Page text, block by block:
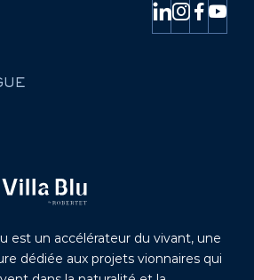
est un accélérateur du vivant, une
dédiée aux projets vionnaires qui